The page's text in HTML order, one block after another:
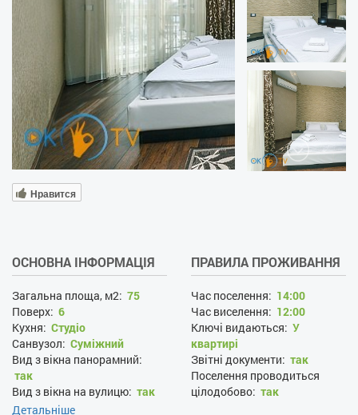
Нравится
ОСНОВНА ІНФОРМАЦІЯ
Загальна площа, м2: 75
Поверх: 6
Кухня: Студіо
Санвузол: Суміжний
Вид з вікна панорамний:
так
Вид з вікна на вулицю: так
ПРАВИЛА ПРОЖИВАННЯ
Час поселення: 14:00
Час виселення: 12:00
Ключі видаються: У
квартирі
Звітні документи: так
Поселення проводиться
цілодобово: так
Детальніше